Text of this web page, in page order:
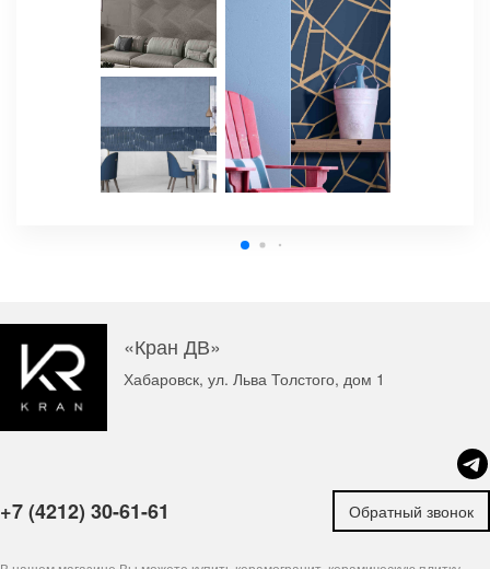
«Кран ДВ»
Хабаровск, ул. Льва Толстого, дом 1
+7 (4212) 30-61-61 Обратный звонок